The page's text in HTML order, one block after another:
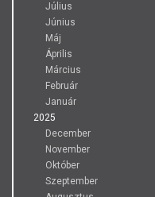
Július
Június
Máj
Április
Március
Február
Január
2025
December
November
Október
Szeptember